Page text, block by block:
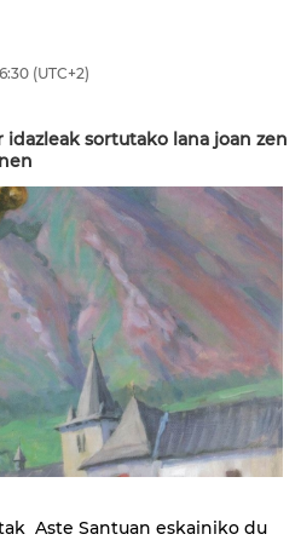
(UTC+2)
sortutako lana joan zen
Aste Santuan eskainiko du